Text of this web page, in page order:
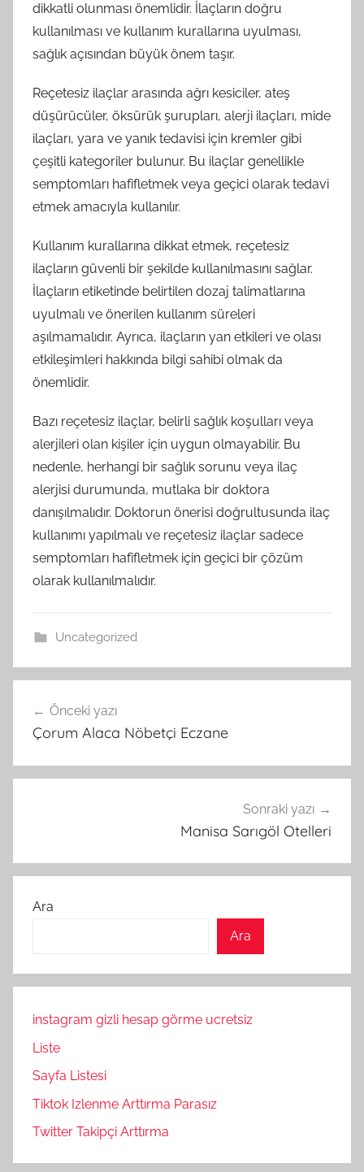
dikkatli olunması önemlidir. İlaçların doğru
kullanılması ve kullanım kurallarına uyulması,
sağlık açısından büyük önem taşır.
Reçetesiz ilaçlar arasında ağrı kesiciler, ateş
düşürücüler, öksürük şurupları, alerji ilaçları, mide
ilaçları, yara ve yanık tedavisi için kremler gibi
çeşitli kategoriler bulunur. Bu ilaçlar genellikle
semptomları hafifletmek veya geçici olarak tedavi
etmek amacıyla kullanılır.
Kullanım kurallarına dikkat etmek, reçetesiz
ilaçların güvenli bir şekilde kullanılmasını sağlar.
İlaçların etiketinde belirtilen dozaj talimatlarına
uyulmalı ve önerilen kullanım süreleri
aşılmamalıdır. Ayrıca, ilaçların yan etkileri ve olası
etkileşimleri hakkında bilgi sahibi olmak da
önemlidir.
Bazı reçetesiz ilaçlar, belirli sağlık koşulları veya
alerjileri olan kişiler için uygun olmayabilir. Bu
nedenle, herhangi bir sağlık sorunu veya ilaç
alerjisi durumunda, mutlaka bir doktora
danışılmalıdır. Doktorun önerisi doğrultusunda ilaç
kullanımı yapılmalı ve reçetesiz ilaçlar sadece
semptomları hafifletmek için geçici bir çözüm
olarak kullanılmalıdır.
Uncategorized
gezinmesi
Önceki yazı
Çorum Alaca Nöbetçi Eczane
Sonraki yazı
Manisa Sarıgöl Otelleri
Ara
Ara
instagram gizli hesap görme ucretsiz
Liste
Sayfa Listesi
Tiktok Izlenme Arttırma Parasız
Twitter Takipçi Arttırma